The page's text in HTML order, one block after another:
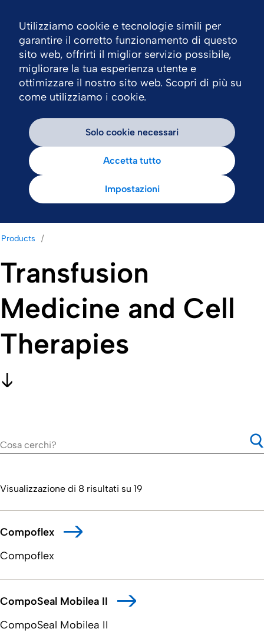
Products
Transfusion
Medicine and Cell
Therapies
Visualizzazione di 8 risultati su 19
Compoflex
Compoflex
CompoSeal Mobilea II
CompoSeal Mobilea II
Utilizziamo cookie e tecnologie simili per
garantire il corretto funzionamento di questo
sito web, offrirti il miglior servizio possibile,
migliorare la tua esperienza utente e
ottimizzare il nostro sito web. Scopri di più su
come utilizziamo i cookie.
Solo cookie necessari
Accetta tutto
Impostazioni